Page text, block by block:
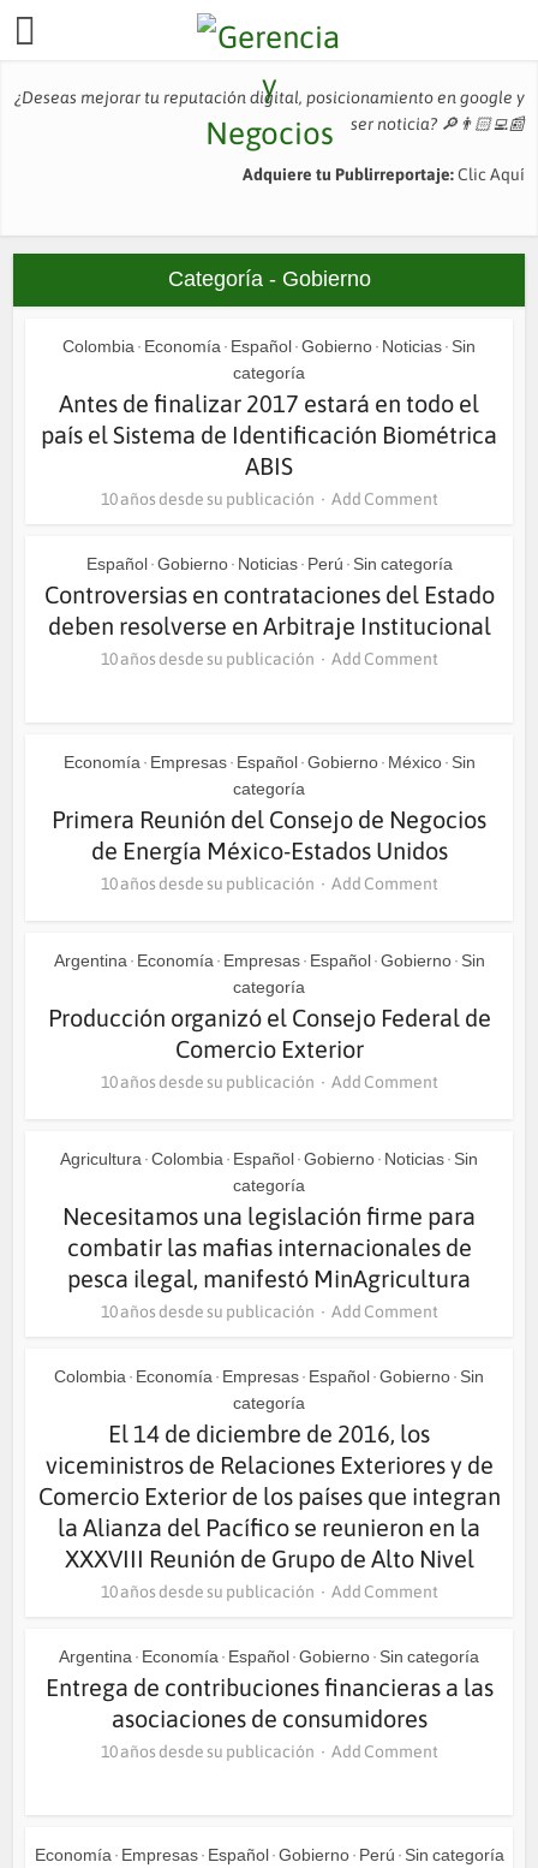
¿Deseas mejorar tu reputación digital, posicionamiento en google y
ser noticia? 🔎👨🏻‍💻📰
Adquiere tu Publirreportaje:Clic Aquí
Categoría - Gobierno
Colombia • Economía • Español • Gobierno • Noticias • Sin
categoría
Antes de finalizar 2017 estará en todo el
país el Sistema de Identificación Biométrica
ABIS
10 años desde su publicación Add Comment
Español • Gobierno • Noticias • Perú • Sin categoría
Controversias en contrataciones del Estado
deben resolverse en Arbitraje Institucional
10 años desde su publicación Add Comment
Economía • Empresas • Español • Gobierno • México • Sin
categoría
Primera Reunión del Consejo de Negocios
de Energía México-Estados Unidos
10 años desde su publicación Add Comment
Argentina • Economía • Empresas • Español • Gobierno • Sin
categoría
Producción organizó el Consejo Federal de
Comercio Exterior
10 años desde su publicación Add Comment
Agricultura • Colombia • Español • Gobierno • Noticias • Sin
categoría
Necesitamos una legislación firme para
combatir las mafias internacionales de
pesca ilegal, manifestó MinAgricultura
10 años desde su publicación Add Comment
Colombia • Economía • Empresas • Español • Gobierno • Sin
categoría
El 14 de diciembre de 2016, los
viceministros de Relaciones Exteriores y de
Comercio Exterior de los países que integran
la Alianza del Pacífico se reunieron en la
XXXVIII Reunión de Grupo de Alto Nivel
10 años desde su publicación Add Comment
Argentina • Economía • Español • Gobierno • Sin categoría
Entrega de contribuciones financieras a las
asociaciones de consumidores
10 años desde su publicación Add Comment
Economía • Empresas • Español • Gobierno • Perú • Sin categoría